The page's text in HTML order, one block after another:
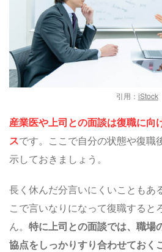
引用： iStock
産業医や上司との面談は復職に向
スです。ここで自分の状態や復職
示しておきましょう。
長く休んだ分言いにくいこともあ
こで言いなりになって復職すると
ん。 特に上司との面談では、職場
協点をしっかりすり合わせておく